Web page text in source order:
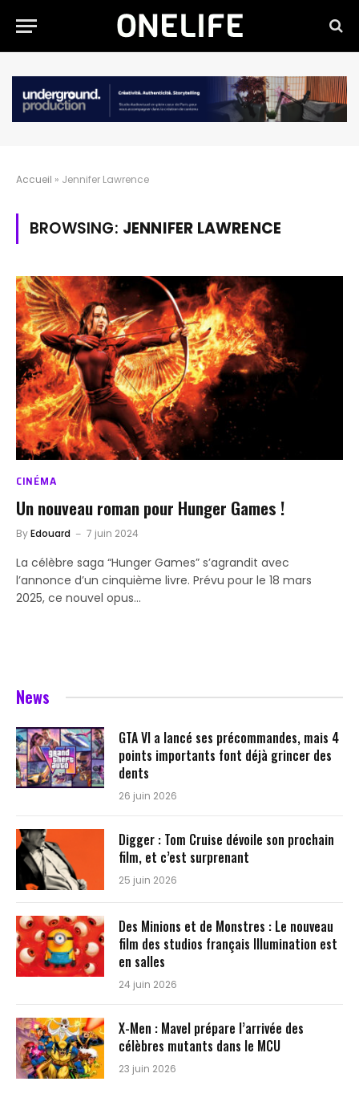
Accueil » Jennifer Lawrence
BROWSING: JENNIFER LAWRENCE
CINÉMA
Un nouveau roman pour Hunger Games !
ByEdouard 7 juin 2024
La célèbre saga “Hunger Games” s’agrandit avec
l’annonce d’un cinquième livre. Prévu pour le 18 mars
2025, ce nouvel opus…
News
GTA VI a lancé ses précommandes, mais 4
points importants font déjà grincer des
dents
26 juin 2026
Digger : Tom Cruise dévoile son prochain
film, et c’est surprenant
25 juin 2026
Des Minions et de Monstres : Le nouveau
film des studios français Illumination est
en salles
24 juin 2026
X-Men : Mavel prépare l’arrivée des
célèbres mutants dans le MCU
23 juin 2026